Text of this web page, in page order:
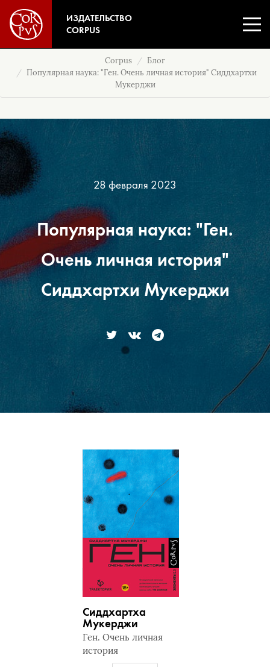
ИЗДАТЕЛЬСТВО
CORPUS
Corpus
Блог
Популярная наука: "Ген. Очень личная история" Сиддхартхи
Мукерджи
28 февраля 2023
Популярная наука: "Ген.
Очень личная история"
Сиддхартхи Мукерджи
Сиддхартха
Мукерджи
Ген. Очень личная
история